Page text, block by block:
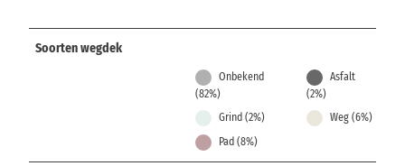
Soorten wegdek
Onbekend
(82%)
Asfalt
(2%)
Grind (2%)
Weg (6%)
Pad (8%)